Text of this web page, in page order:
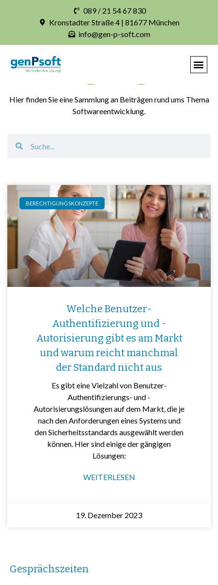
089 / 21 54 67 830
Kronstadter Straße 4 | 81677 München
info@gen-p-soft.com
Hier finden Sie eine Sammlung an Beiträgen rund ums Thema
Softwareentwicklung.
BERECHTIGUNGSKONZEPTE
Welche Benutzer-
Authentifizierung und -
Autorisierung gibt es am Markt
und warum reicht manchmal
der Standard nicht aus
Es gibt eine Vielzahl von Benutzer-
Authentifizierungs- und -
Autorisierungslösungen auf dem Markt, die je
nach den Anforderungen eines Systems und
den Sicherheitsstandards ausgewählt werden
können. Hier sind einige der gängigen
Lösungen:
WEITERLESEN
19. Dezember 2023
Gesprächszeiten